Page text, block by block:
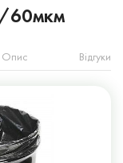
60мкм
Опис Відгуки